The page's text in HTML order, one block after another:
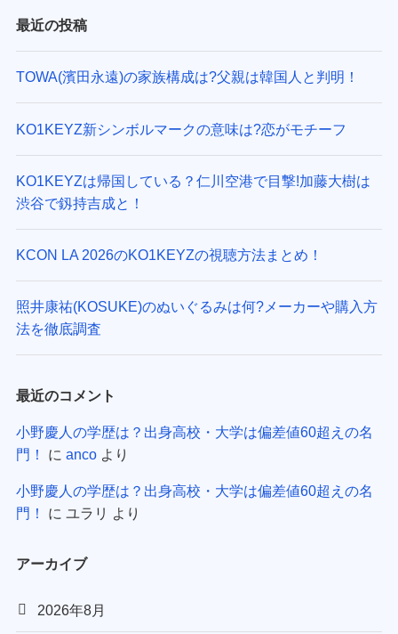
最近の投稿
TOWA(濱田永遠)の家族構成は?父親は韓国人と判明！
KO1KEYZ新シンボルマークの意味は?恋がモチーフ
KO1KEYZは帰国している？仁川空港で目撃!加藤大樹は
渋谷で釼持吉成と！
KCON LA 2026のKO1KEYZの視聴方法まとめ！
照井康祐(KOSUKE)のぬいぐるみは何?メーカーや購入方
法を徹底調査
最近のコメント
小野慶人の学歴は？出身高校・大学は偏差値60超えの名
門！
に ancoより
小野慶人の学歴は？出身高校・大学は偏差値60超えの名
門！
に ユラリ より
アーカイブ
2026年8月